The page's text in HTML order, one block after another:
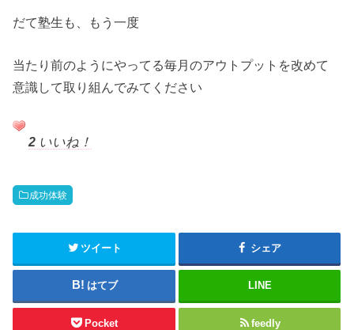
だて塾生も、もう一度
当たり前のようにやってる毎月のアウトプットを改めて
意識して取り組んでみてください
2 いいね！
成功体験
ツイート シェア
はてブ LINE
Pocket feedly